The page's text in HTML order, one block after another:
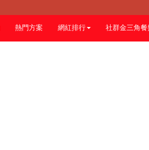
熱門方案 網紅排行 社群金三角